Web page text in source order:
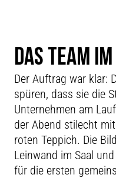
DAS TEAM
Der Auftrag war klar:
spüren, dass sie die
Unternehmen am
der Abend stilecht
roten Teppich. Die
Leinwand im Saal
für die ersten